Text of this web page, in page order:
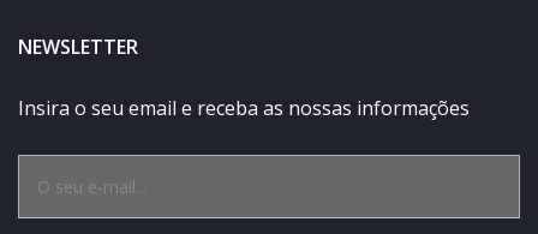
NEWSLETTER
Insira o seu email e receba as nossas informações